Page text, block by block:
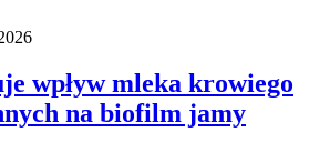
wpływ mleka krowiego
na biofilm jamy